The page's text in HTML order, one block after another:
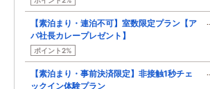
【素泊まり・連泊不可】室数限定プラン【ア
パ社長カレープレゼント】
ポイント2%
【素泊まり・事前決済限定】非接触1秒チェ
ックイン体験プラン